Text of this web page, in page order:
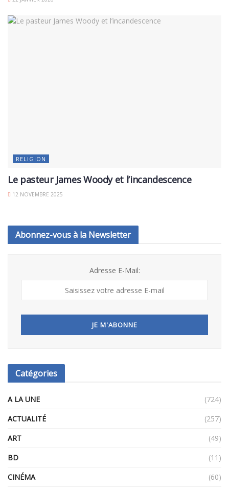
RELIGION
Le pasteur James Woody et l’incandescence
12 NOVEMBRE 2025
Abonnez-vous à la Newsletter
Adresse E-Mail:
Catégories
A LA UNE
(724)
ACTUALITÉ
(257)
ART
(49)
BD
(11)
CINÉMA
(60)